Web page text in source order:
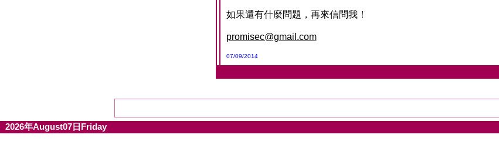
如果還有什麼問題，再來信問我！
promisec@gmail.com
07/09/2014
2026年August07日Friday